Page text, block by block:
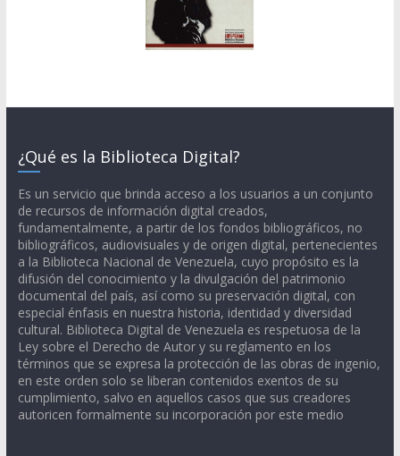
¿Qué es la Biblioteca Digital?
Es un servicio que brinda acceso a los usuarios a un conjunto
de recursos de información digital creados,
fundamentalmente, a partir de los fondos bibliográficos, no
bibliográficos, audiovisuales y de origen digital, pertenecientes
a la Biblioteca Nacional de Venezuela, cuyo propósito es la
difusión del conocimiento y la divulgación del patrimonio
documental del país, así como su preservación digital, con
especial énfasis en nuestra historia, identidad y diversidad
cultural. Biblioteca Digital de Venezuela es respetuosa de la
Ley sobre el Derecho de Autor y su reglamento en los
términos que se expresa la protección de las obras de ingenio,
en este orden solo se liberan contenidos exentos de su
cumplimiento, salvo en aquellos casos que sus creadores
autoricen formalmente su incorporación por este medio